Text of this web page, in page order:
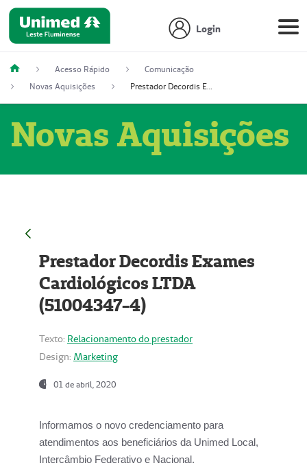
Login
Acesso Rápido
Comunicação
Novas Aquisições
Prestador Decordis Exames Cardiológicos LTDA (51004347-4)
Novas Aquisições
Prestador Decordis Exames
Cardiológicos LTDA
(51004347-4)
Texto: Relacionamento do prestador
Design: Marketing
01 de abril, 2020
Informamos o novo credenciamento para
atendimentos aos beneficiários da Unimed Local,
Intercâmbio Federativo e Nacional.